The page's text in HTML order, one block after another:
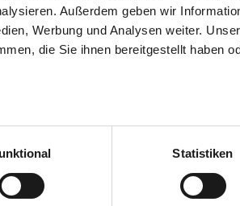
Außerdem geben wir
Werbung und Analysen weiter.
die Sie ihnen bereitgestellt haben
KG
Statistiken